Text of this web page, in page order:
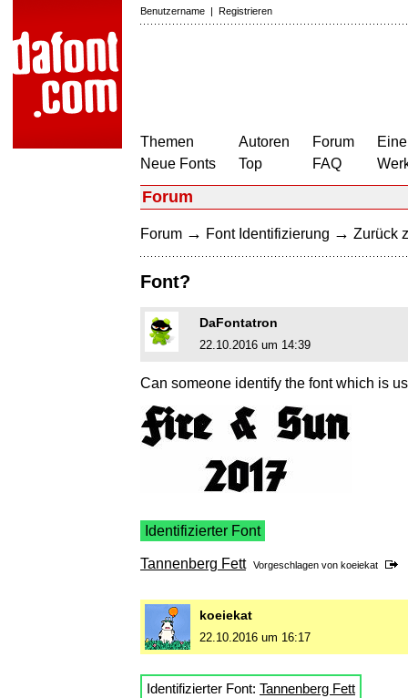
Benutzername | Registrieren
Themen
Neue Fonts
Autoren
Top
Forum
FAQ
Forum
Forum → Font Identifizierung → Zurück
Font?
DaFontatron
22.10.2016 um 14:39
Can someone identify the font which is
Identifizierter Font
Tannenberg Fett Vorgeschlagen von koeiekat
koeiekat
22.10.2016 um 16:17
Identifizierter Font: Tannenberg Fett